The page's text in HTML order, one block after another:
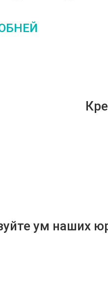
ум наших